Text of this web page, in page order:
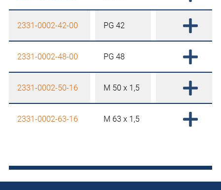
2331-0002-42-00 PG 42
2331-0002-48-00 PG 48
2331-0002-50-16 M 50 x 1,5
2331-0002-63-16 M 63 x 1,5